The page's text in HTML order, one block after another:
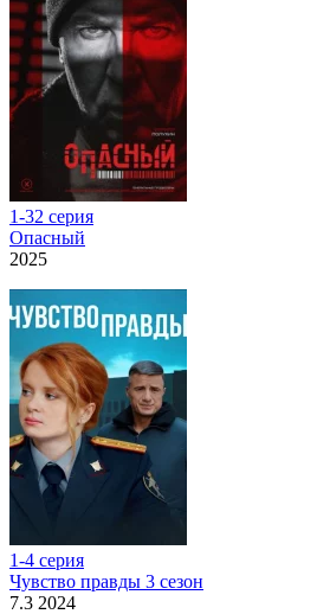
1-32 серия
Опасный
2025
1-4 серия
Чувство правды 3 сезон
7.3 2024